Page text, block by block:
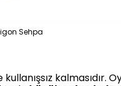
Sehpa
kalmasıdır.